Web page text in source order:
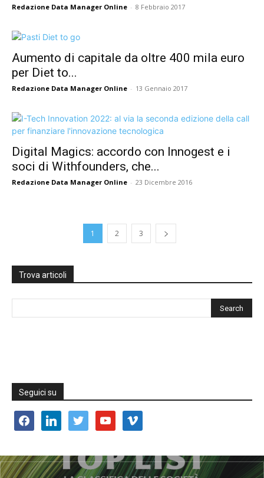
Redazione Data Manager Online - 8 Febbraio 2017
Aumento di capitale da oltre 400 mila euro
per Diet to...
Redazione Data Manager Online - 13 Gennaio 2017
Digital Magics: accordo con Innogest e i
soci di Withfounders, che...
Redazione Data Manager Online - 23 Dicembre 2016
1 2 3
Trova articoli
Seguici su
facebooklinkedin twitter youtube vimeo